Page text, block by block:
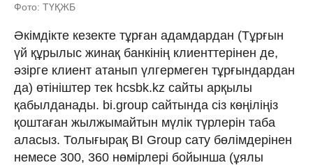
Фото: ТҮҚЖБ
Әкімдікте кезекте тұрған адамдардан (Тұрғын
үй құрылыс жинақ банкінің клиенттерінен де,
әзірге клиент атанып үлгермеген тұрғындардан
да) өтініштер тек hcsbk.kz сайты арқылы
қабылданады. bi.group сайтында сіз көңіліңіз
қоштаған жылжымайтын мүлік түрлерін таба
аласыз. Толығырақ BI Group сату бөлімдерінен
немесе 300, 360 нөмірлері бойынша (ұялы